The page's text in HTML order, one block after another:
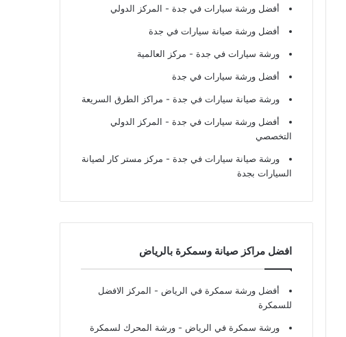
أفضل ورشة سيارات في جدة - المركز الدولي
أفضل ورشة صيانة سيارات في جدة
ورشة سيارات في جدة - مركز العالمية
أفضل ورشة سيارات في جدة
ورشة صيانة سيارات في جدة - مراكز الطرق السريعة
أفضل ورشة سيارات في جدة - المركز الدولي
التخصصي
ورشة صيانة سيارات في جدة - مركز مستر كار لصيانة
السيارات بجدة
افضل مراكز صيانة وسمكرة بالرياض
أفضل ورشة سمكرة في الرياض - المركز الافضل
للسمكرة
ورشة سمكرة في الرياض - ورشة المحرك لسمكرة